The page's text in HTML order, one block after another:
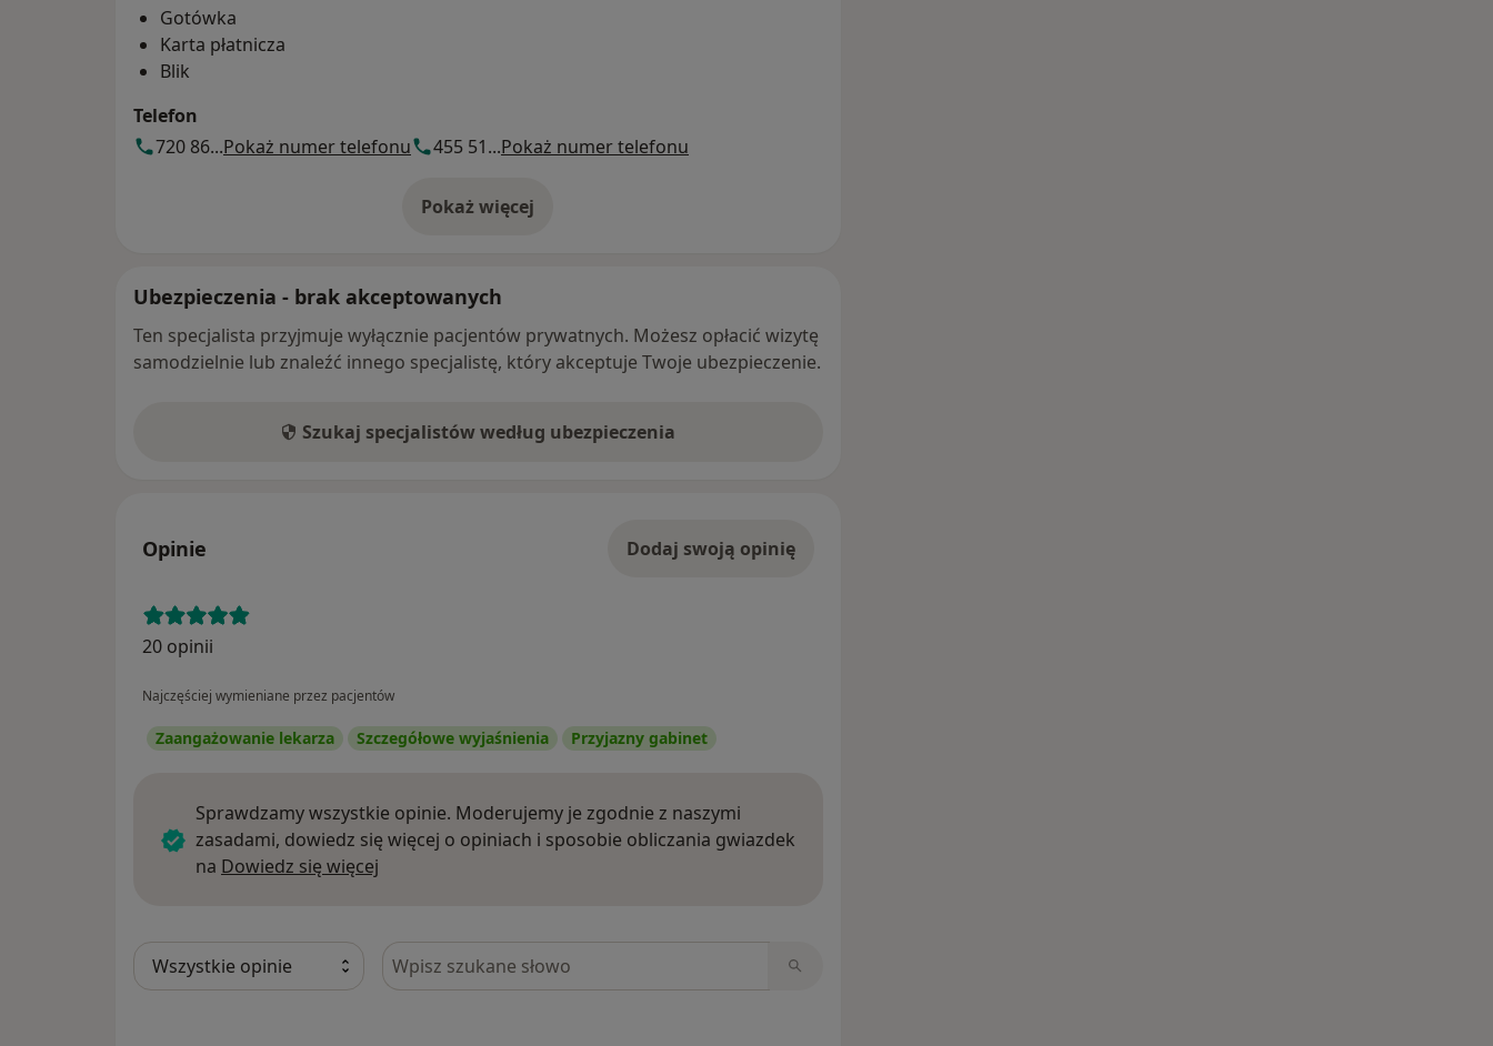
Gotówka
Karta płatnicza
Blik
Telefon
720 86...Pokaż numer telefonu 455 51...Pokaż numer telefonu
Pokaż więcej
o adresie
Ubezpieczenia - brak akceptowanych
Ten specjalista przyjmuje wyłącznie pacjentów prywatnych. Możesz opłacić wizytę
samodzielnie lub znaleźć innego specjalistę, który akceptuje Twoje ubezpieczenie.
Szukaj specjalistów według ubezpieczenia
Opinie Dodaj swoją opinię
20 opinii
Najczęściej wymieniane przez pacjentów
Zaangażowanie lekarza Szczegółowe wyjaśnienia Przyjazny gabinet
Sprawdzamy wszystkie opinie. Moderujemy je zgodnie z naszymi
zasadami, dowiedz się więcej o opiniach i sposobie obliczania gwiazdek
na Dowiedz się więcej
Szukaj w opiniach